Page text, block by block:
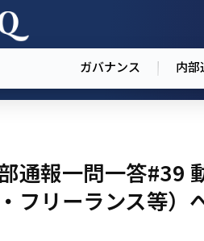
ガバナンス 内部
部通報一問一答#39
フリーランス等）